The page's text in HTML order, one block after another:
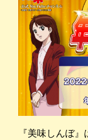
『美味しんぼ